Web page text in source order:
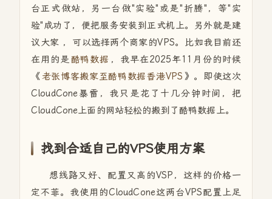
台正式做站，另一台做"实验"或是"折腾"，等"实
验"成功了，便把服务安装到正式机上。另外就是建
议大家 ，可以选择两个商家的VPS。比如我目前还
在用的是 酷鸭数据 ，我早在2025年11月份的时候
《老张博客搬家至酷鸭数据香港VPS 》。即使这次
CloudCone暴雷，我只是花了十几分钟时间，把
CloudCone上面的网站轻松的搬到了酷鸭数据上。
找到合适自己的VPS使用方案
想线路又好、配置又高的VSP，这样的价格一
定不菲。我使用的CloudCone这两台VPS配置上足